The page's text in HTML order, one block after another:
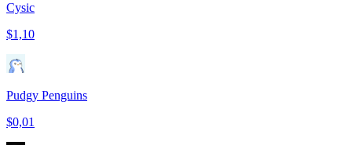
Cysic
$1,10
Pudgy Penguins
$0,01